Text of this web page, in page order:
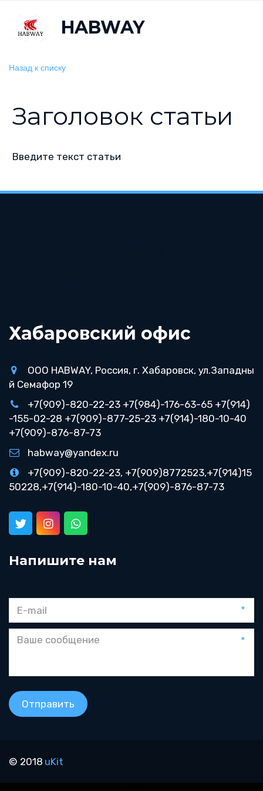
HABWAY
Назад к списку
Заголовок статьи
Введите текст статьи
Хабаровский офис
ООО HABWAY, Россия, г. Хабаровск, ул.Западны
й Семафор 19
+7(909)-820-22-23 +7(984)-176-63-65 +7(914)
-155-02-28 +7(909)-877-25-23 +7(914)-180-10-40
+7(909)-876-87-73
habway@yandex.ru
+7(909)-820-22-23, +7(909)8772523,+7(914)15
50228,+7(914)-180-10-40,+7(909)-876-87-73
Напишите нам
*
*
Отправить
© 2018 uKit